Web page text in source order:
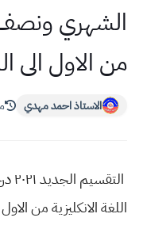
الشهري ونصف
من الاول الى
الاستاذ احمد مهدي
اللغة الانكليزية من